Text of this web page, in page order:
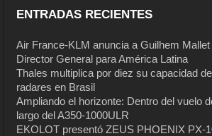
ENTRADAS RECIENTES
Air France-KLM anuncia a Guilhem
Director General para América Latina
Thales multiplica por diez su capacidad
radares en Brasil
Ampliando el horizonte: Dentro del vuelo
largo del A350-1000ULR
EKOLOT presentó ZEUS PHOENIX PX-